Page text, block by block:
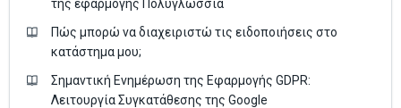
της εφαρμογής Πολυγλωσσία
Πώς μπορώ να διαχειριστώ τις ειδοποιήσεις στο
κατάστημα μου;
Σημαντική Ενημέρωση της Εφαρμογής GDPR:
Λειτουργία Συγκατάθεσης της Google